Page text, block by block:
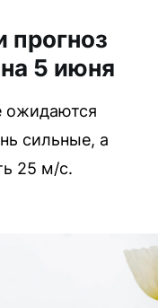
прогноз
5 июня
ожидаются
сильные, а
25 м/с.